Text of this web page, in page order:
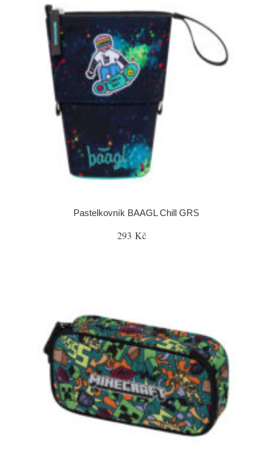
Pastelkovník BAAGL Chill GRS
293 Kč